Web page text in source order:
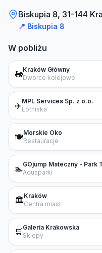
Biskupia 8, 31-144
📍 Biskupia 8
W pobliżu
🚂Kraków Główny
Dworce kolejowe
✈️MPL Services Sp. z o.o.
Lotniska
🍽️Morskie Oko
Restauracje
🏊GOjump Mateczny - Park
Aquaparki
🏛️Kraków
Centra miast
🛒Galeria Krakowska
Sklepy